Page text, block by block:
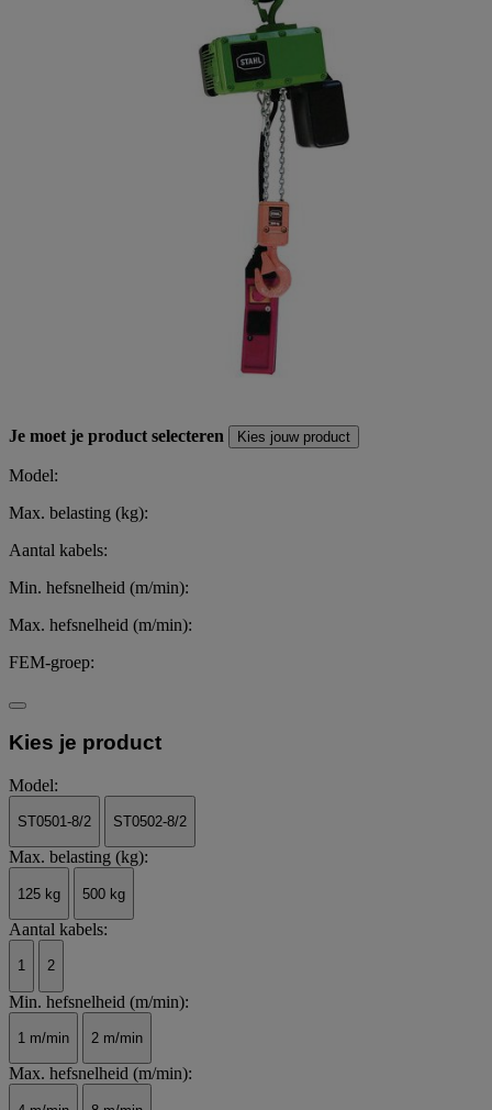
Je moet je product selecteren Kies jouw product
Model:
Max. belasting (kg):
Aantal kabels:
Min. hefsnelheid (m/min):
Max. hefsnelheid (m/min):
FEM-groep:
Kies je product
Model:
ST0501-8/2 ST0502-8/2
Max. belasting (kg):
125 kg 500 kg
Aantal kabels:
1 2
Min. hefsnelheid (m/min):
1 m/min 2 m/min
Max. hefsnelheid (m/min):